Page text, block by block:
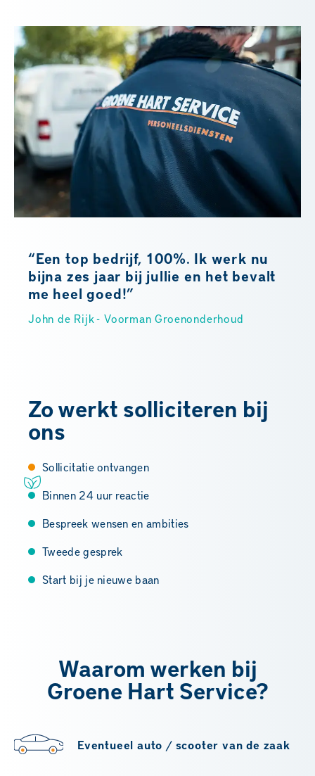
“Een top bedrijf, 100%. Ik werk nu
bijna zes jaar bij jullie en het bevalt
me heel goed!”
John de Rijk - Voorman Groenonderhoud
Zo werkt solliciteren bij
ons
Sollicitatie ontvangen
Binnen 24 uur reactie
Bespreek wensen en ambities
Tweede gesprek
Start bij je nieuwe baan
Waarom werken bij
Groene Hart Service?
Eventueel auto / scooter van de zaak